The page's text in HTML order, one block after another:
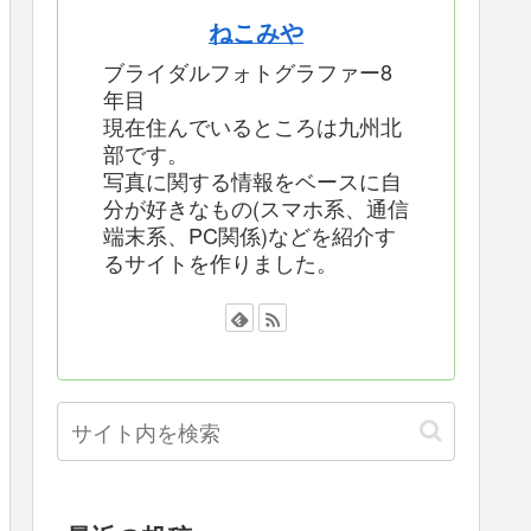
ねこみや
ブライダルフォトグラファー8
年目
現在住んでいるところは九州北
部です。
写真に関する情報をベースに自
分が好きなもの(スマホ系、通信
端末系、PC関係)などを紹介す
るサイトを作りました。